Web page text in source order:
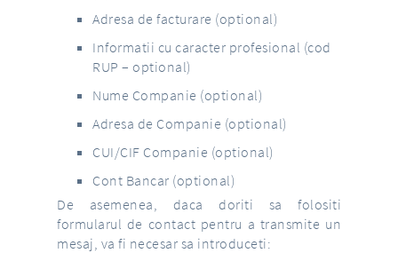
Adresa de facturare (optional)
Informatii cu caracter profesional (cod
RUP – optional)
Nume Companie (optional)
Adresa de Companie (optional)
CUI/CIF Companie (optional)
Cont Bancar (optional)
De asemenea, daca doriti sa folositi
formularul de contact pentru a transmite un
mesaj, va fi necesar sa introduceti: